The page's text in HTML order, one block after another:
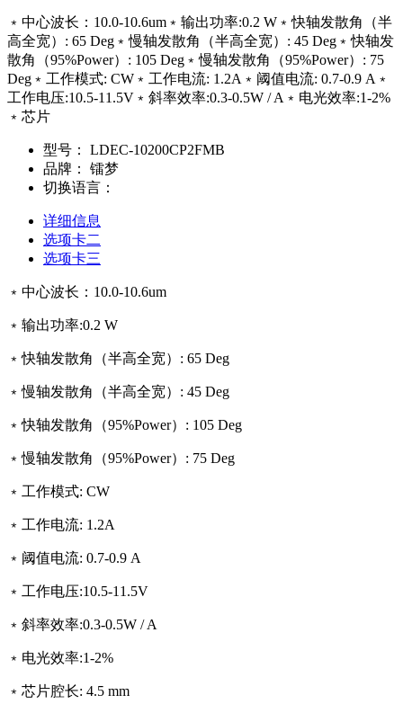
﹡中心波长：10.0-10.6um﹡输出功率:0.2 W﹡快轴发散角（半
高全宽）: 65 Deg﹡慢轴发散角（半高全宽）: 45 Deg﹡快轴发
散角（95%Power）: 105 Deg﹡慢轴发散角（95%Power）: 75
Deg﹡工作模式: CW﹡工作电流: 1.2A﹡阈值电流: 0.7-0.9 A﹡
工作电压:10.5-11.5V﹡斜率效率:0.3-0.5W / A﹡电光效率:1-2%
﹡芯片
型号：
LDEC-10200CP2FMB
品牌：
镭梦
切换语言：
详细信息
选项卡二
选项卡三
﹡ 中心波长 ： 10.0-10.6um
﹡ 输出功率:0.2 W
﹡快轴发散角（半高全宽） : 65 Deg
﹡慢轴发散角（半高全宽） : 45 Deg
﹡快轴发散角（95%Power） : 105 Deg
﹡慢轴发散角（95%Power） : 75 Deg
﹡ 工作模式: CW
﹡ 工作电流: 1 .2A
﹡ 阈值电流: 0.7-0.9 A
﹡ 工作电压:10.5-11.5V
﹡ 斜率效率:0.3-0.5W / A
﹡ 电光效率:1-2%
﹡ 芯片腔长: 4.5 mm